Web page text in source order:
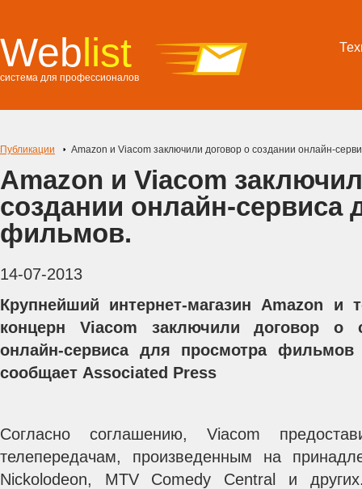
Weblist
система для профессионалов
Публикации Amazon и Viacom заключили договор о создании онлайн-
Amazon и Viacom
создании онлайн-сервиса
фильмов.
14-07-2013
Крупнейший интернет-магазин Amazon и
концерн Viacom заключили договор о
онлайн-сервиса для просмотра
сообщает Associated Press
Согласно соглашению, Viacom
телепередачам, произведенным на
Nickolodeon, MTV Comedy Central и